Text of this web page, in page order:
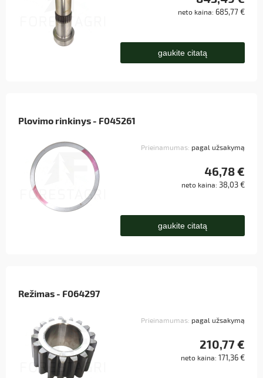
neto kaina: 685,77 €
gaukite citatą
Plovimo rinkinys - F045261
Prieinamumas: pagal užsakymą
46,78 €
neto kaina: 38,03 €
gaukite citatą
Režimas - F064297
Prieinamumas: pagal užsakymą
210,77 €
neto kaina: 171,36 €